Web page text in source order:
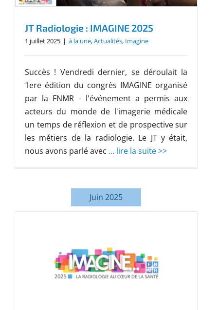
JT Radiologie : IMAGINE 2025
1 juillet 2025 | à la une,Actualités, Imagine
Succès ! Vendredi dernier, se déroulait la
1ere édition du congrès IMAGINE organisé
par la FNMR - l'événement a permis aux
acteurs du monde de l'imagerie médicale
un temps de réflexion et de prospective sur
les métiers de la radiologie. Le JT y était,
nous avons parlé avec ... lire la suite >>
Juin 2025